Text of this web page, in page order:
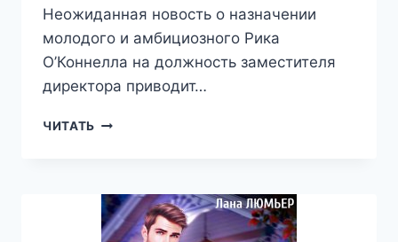
Неожиданная новость о назначении
молодого и амбициозного Рика
О’Коннелла на должность заместителя
директора приводит…
ЧИТАТЬ БОСС
ПОМОЩНИЦА
—
ЛАНА